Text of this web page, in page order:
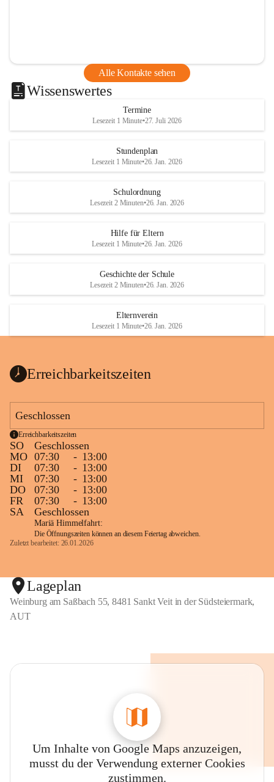
Alle Kontakte sehen
Wissenswertes
Termine
Lesezeit 1 Minute•27. Juli 2026
Stundenplan
Lesezeit 1 Minute•26. Jan. 2026
Schulordnung
Lesezeit 2 Minuten•26. Jan. 2026
Hilfe für Eltern
Lesezeit 1 Minute•26. Jan. 2026
Geschichte der Schule
Lesezeit 2 Minuten•26. Jan. 2026
Elternverein
Lesezeit 1 Minute•26. Jan. 2026
Erreichbarkeitszeiten
Geschlossen
Erreichbarkeitszeiten
SO
Geschlossen
MO 07:30 - 13:00
DI
07:30 - 13:00
MI
07:30 - 13:00
DO
07:30 - 13:00
FR
07:30 - 13:00
SA
Geschlossen
Mariä Himmelfahrt:
Die Öffnungszeiten können an diesem Feiertag abweichen.
Zuletzt bearbeitet: 26.01.2026
Lageplan
Weinburg am Saßbach 55, 8481 Sankt Veit in der Südsteiermark,
AUT
Um Inhalte von Google Maps anzuzeigen,
musst du der Verwendung externer Cookies
zustimmen.